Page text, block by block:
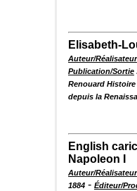
Elisabeth-
Auteur/Réalisateur
Publication/Sortie
Renouard
depuis la
English
Napoleon I
Auteur/Réalisateur
1884 - Éditeur/